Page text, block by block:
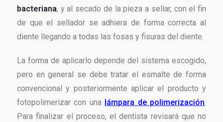
bacteriana, y al secado de la pieza a sellar, con el fin
de que el sellador se adhiera de forma correcta al
diente llegando a todas las fosas y fisuras del diente.
La forma de aplicarlo depende del sistema escogido,
pero en general se debe tratar el esmalte de forma
convencional y posteriormente aplicar el producto y
fotopolimerizar con una lámpara de polimerización
Para finalizar el proceso, el dentista revisará que no